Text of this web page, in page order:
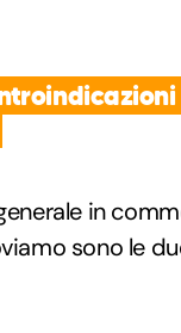
in
sono le